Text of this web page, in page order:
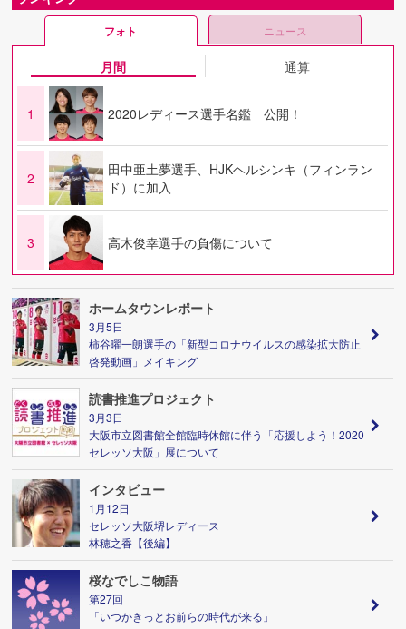
フォト ニュース
月間 通算
1 2020レディース選手名鑑 公開！
2
田中亜土夢選手、HJKヘルシンキ（フィンラン
ド）に加入
3 高木俊幸選手の負傷について
ホームタウンレポート
3月5日
柿谷曜一朗選手の「新型コロナウイルスの感染拡大防止
啓発動画」メイキング
読書推進プロジェクト
3月3日
大阪市立図書館全館臨時休館に伴う「応援しよう！2020
セレッソ大阪」展について
インタビュー
1月12日
セレッソ大阪堺レディース
林穂之香【後編】
桜なでしこ物語
第27回
「いつかきっとお前らの時代が来る」